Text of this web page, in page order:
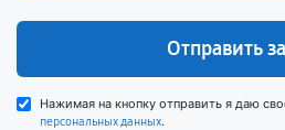
Отправить
Нажимая на кнопку отправить я даю
персональных данных.